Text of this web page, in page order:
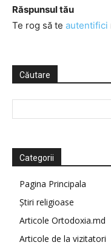
Răspunsul tău
Te rog să te autentifici
Căutare
Categorii
Pagina Principala
Știri religioase
Articole Ortodoxia.md
Articole de la vizitatori